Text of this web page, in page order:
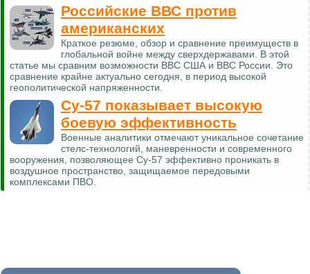
Российские ВВС против
американских
Краткое резюме, обзор и сравнение преимуществ в
глобальной войне между сверхдержавами. В этой
статье мы сравним возможности ВВС США и ВВС России. Это
сравнение крайне актуально сегодня, в период высокой
геополитической напряженности.
Су-57 показывает высокую
боевую эффективность
Военные аналитики отмечают уникальное сочетание
стелс-технологий, маневренности и современного
вооружения, позволяющее Су-57 эффективно проникать в
воздушное пространство, защищаемое передовыми
комплексами ПВО.